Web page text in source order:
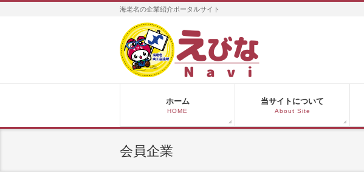
海老名の企業紹介ポータルサイト
ホーム
HOME
当サイトについて
About Site
会員企業